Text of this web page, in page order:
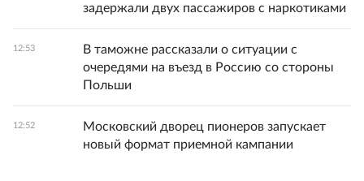
задержали двух пассажиров с наркотиками
12:53
В таможне рассказали о ситуации с
очередями на въезд в Россию со стороны
Польши
12:52
Московский дворец пионеров запускает
новый формат приемной кампании